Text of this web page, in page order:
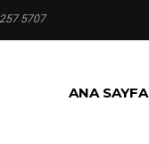
5707
ANA SAYFA